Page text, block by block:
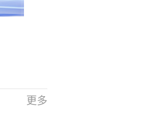
更多